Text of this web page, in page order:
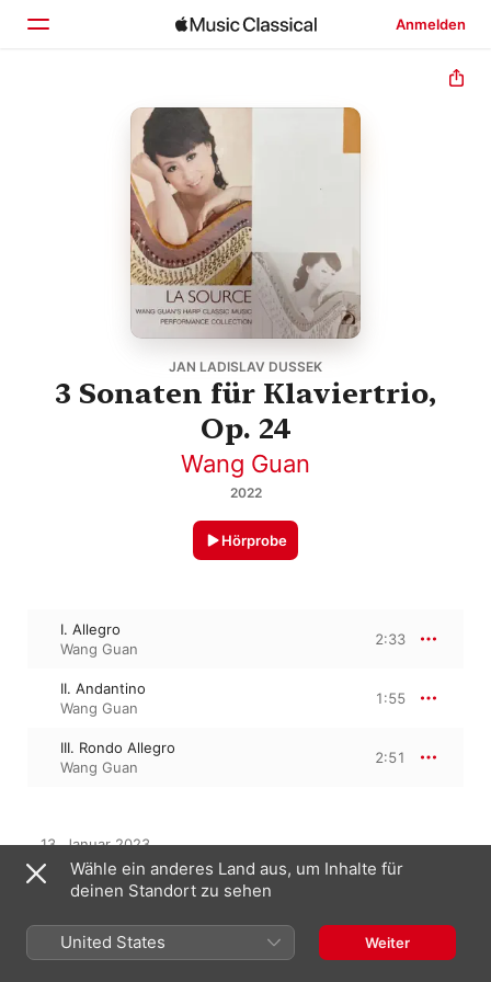
Anmelden
Startseite
Entdecken
JAN LADISLAV DUSSEK
3 Sonaten für Klaviertrio,
Op. 24
Wang Guan
2022
Hörprobe
I. Allegro
Wang Guan
2:33
II. Andantino
Wang Guan
1:55
III. Rondo Allegro
Wang Guan
2:51
13. Januar 2023
3 Titel, 7 Minuten
℗ 2022 北京环球音像 Beijing Global Audio-Visual Publishing
Aus dem Album
Wähle ein anderes Land aus, um Inhalte für
deinen Standort zu sehen
United States Weiter